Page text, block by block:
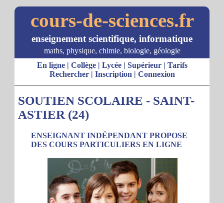
cours-de-sciences.fr
enseignement scientifique, informatique
maths, physique, chimie, biologie, géologie
En ligne| Collège| Lycée| Supérieur| Tarifs
Rechercher| Inscription | Connexion
SOUTIEN SCOLAIRE - SAINT-
ASTIER (24)
ENSEIGNANT INDÉPENDANT PROPOSE
DES COURS PARTICULIERS EN LIGNE